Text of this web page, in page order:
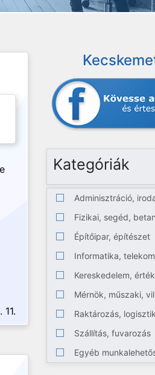
Kategóriák
Adminisztráció,
Fizikai, segéd,
Építőipar, építészet
Informatika,
Kereskedelem,
Mérnök, műszaki,
Raktározás,
Szállítás, fuvarozás
Egyéb